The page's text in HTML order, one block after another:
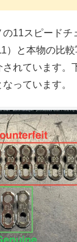
11スピードチ
）と本物の比
れています。
っています。